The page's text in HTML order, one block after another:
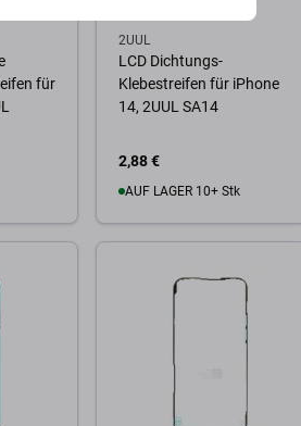
für
2UUL
LCD Dichtungs-
Klebestreifen für iPhone
14, 2UUL SA14
2,88 €
AUF LAGER 10+ Stk